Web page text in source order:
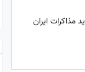
مذاکرات ایران